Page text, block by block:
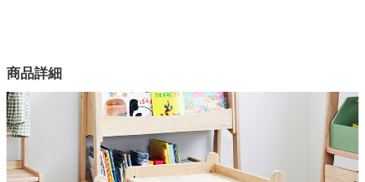
家電・照明器具
1色
素材
ラバーウッド材
塗装
商品詳細